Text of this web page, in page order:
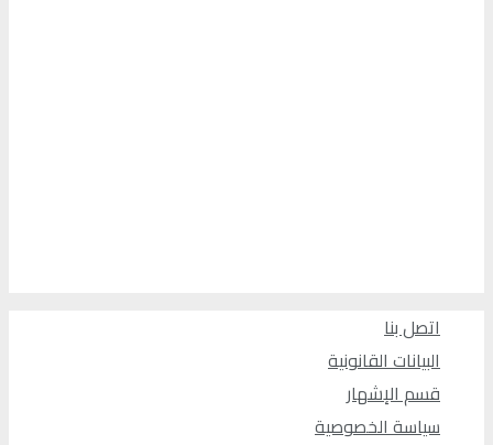
اتصل بنا
البيانات القانونية
قسم الإشهار
سياسة الخصوصية